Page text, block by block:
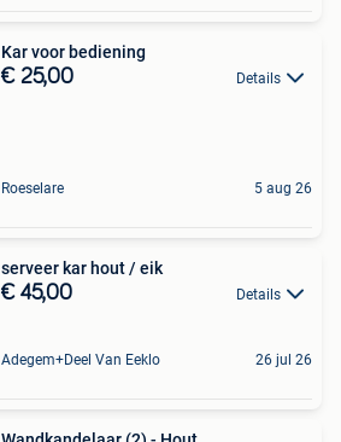
Kar voor bediening
€ 25,00 Details
Roeselare 5 aug 26
serveer kar hout / eik
€ 45,00 Details
Adegem+Deel Van Eeklo 26 jul 26